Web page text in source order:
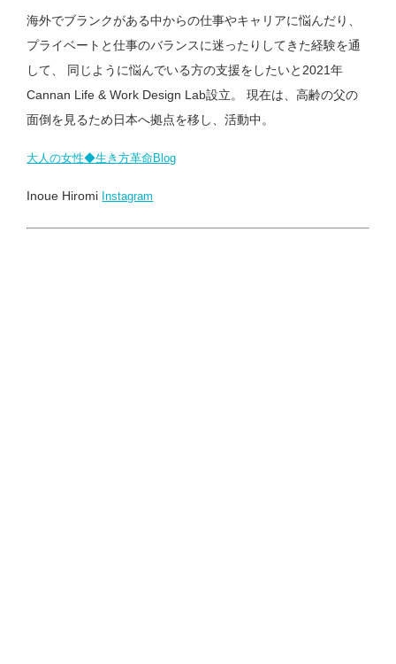
海外でブランクがある中からの仕事やキャリアに悩んだり、
プライベートと仕事のバランスに迷ったりしてきた経験を通
して、 同じように悩んでいる方の支援をしたいと2021年
Cannan Life & Work Design Lab設立。 現在は、高齢の父の
面倒を見るため日本へ拠点を移し、活動中。
大人の女性◆生き方革命Blog
Inoue Hiromi Instagram